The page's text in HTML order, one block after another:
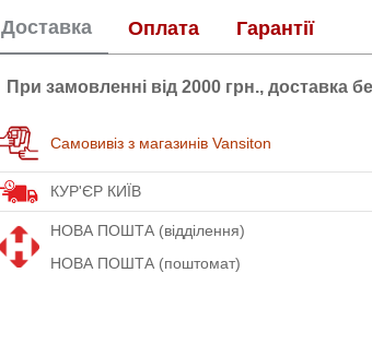
Доставка Оплата Гарантії
При замовленні від 2000 грн., доставка
Самовивіз з магазинів Vansiton
КУР'ЄР КИЇВ
НОВА ПОШТА (відділення)
НОВА ПОШТА (поштомат)